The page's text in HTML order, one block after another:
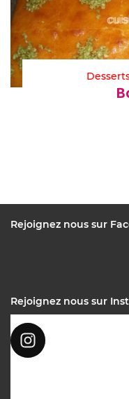
Rejoignez nous sur
Rejoignez nous sur